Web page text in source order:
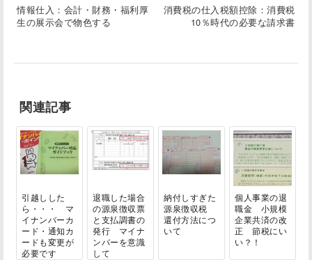
情報仕入：会計・財務・福利厚
生の展示会で物色する
消費税の仕入税額控除：消費税
10％時代の必要な請求書
関連記事
引越しした
ら・・・ マ
イナンバーカ
ード・通知カ
ードも変更が
必要です
退職した場合
の源泉徴収票
と支払調書の
発行 マイナ
ンバーを意識
して
納付しすぎた
源泉徴収税
還付方法につ
いて
個人事業の退
職金 小規模
企業共済の改
正 節税にい
い？！